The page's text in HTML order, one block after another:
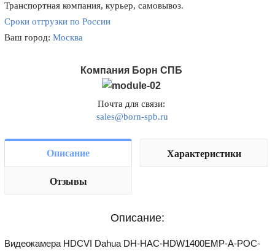
Транспортная компания, курьер, самовывоз.
Сроки отгрузки по России
Ваш город:Москва
Компания Борн СПБ
Почта для связи:
sales@born-spb.ru
Описание Характеристики
Отзывы
Описание:
Видеокамера HDCVI Dahua DH-HAC-HDW1400EMP-A-POC-